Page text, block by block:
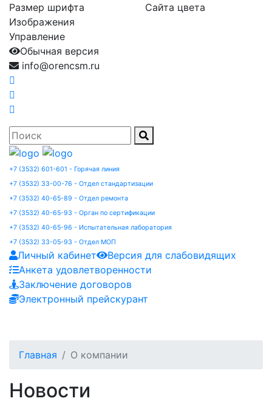
Размер шрифта
Сайта цвета
Изображения
Управление
Обычная версия
info@orencsm.ru
+7 (3532) 601-601 - Горячая линия
+7 (3532) 33-00-76 - Отдел стандартизации
+7 (3532) 40-65-89 - Отдел ремонта
+7 (3532) 40-65-93 - Орган по сертификации
+7 (3532) 40-65-96 - Испытательная лаборатория
+7 (3532) 33-05-93 - Отдел МОП
Личный кабинет
Версия для слабовидящих
Анкета удовлетворенности
Заключение договоров
Электронный прейскурант
Главная О компании
Новости